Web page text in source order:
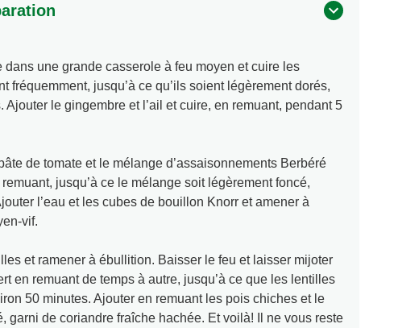
dans une grande casserole à feu moyen et cuire les
fréquemment, jusqu’à ce qu’ils soient légèrement dorés,
Ajouter le gingembre et l’ail et cuire, en remuant, pendant 5
de tomate et le mélange d’assaisonnements Berbéré
jusqu’à ce le mélange soit légèrement foncé,
l’eau et les cubes de bouillon Knorr et amener à
vif.
et ramener à ébullition. Baisser le feu et laisser mijoter
en remuant de temps à autre, jusqu’à ce que les lentilles
50 minutes. Ajouter en remuant les pois chiches et le
garni de coriandre fraîche hachée. Et voilà! Il ne vous reste